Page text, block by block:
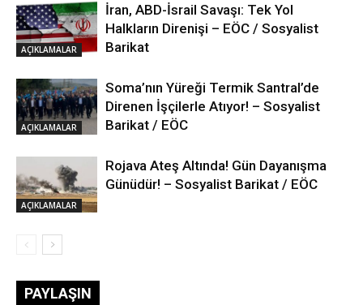
AÇIKLAMALAR
İran, ABD-İsrail Savaşı: Tek Yol
Halkların Direnişi – EÖC / Sosyalist
Barikat
AÇIKLAMALAR
Soma’nın Yüreği Termik Santral’de
Direnen İşçilerle Atıyor! – Sosyalist
Barikat / EÖC
AÇIKLAMALAR
Rojava Ateş Altında! Gün Dayanışma
Günüdür! – Sosyalist Barikat / EÖC
PAYLAŞIN